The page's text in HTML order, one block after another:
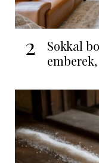
2
Sokkal